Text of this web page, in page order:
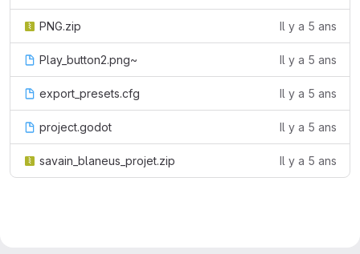
PNG.zip Il y a 5 ans
Play_button2.png~ Il y a 5 ans
export_presets.cfg Il y a 5 ans
project.godot Il y a 5 ans
savain_blaneus_projet.zip Il y a 5 ans